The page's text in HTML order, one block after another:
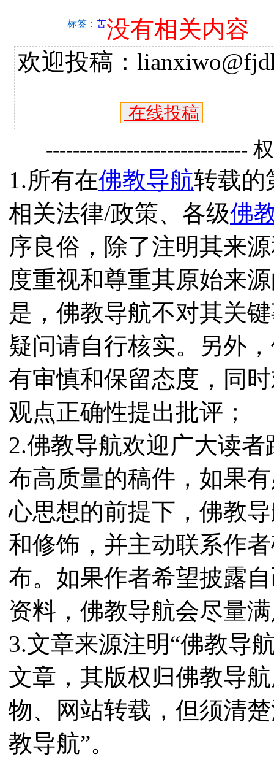
标签： 苦没有相关内容
欢迎投稿：
在线投稿
------------------------------
1.所有在佛教导航转载的
相关法律/政策、各级佛
序良俗，除了注明其来
度重视和尊重其原始来
是，佛教导航不对其关
疑问请自行核实。另外
有审慎和保留态度，同
观点正确性提出批评；
2.佛教导航欢迎广大读
布高质量的稿件，如果
心思想的前提下，佛教
和修饰，并主动联系作
布。如果作者希望披露
资料，佛教导航会尽量
3.文章来源注明“佛教导
文章，其版权归佛教导
物、网站转载，但须清
教导航”。